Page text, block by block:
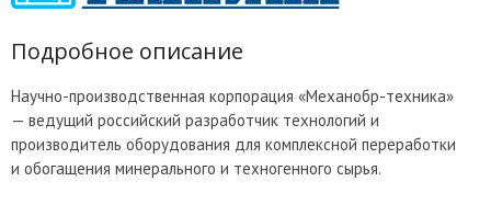
Подробное описание
Научно-производственная корпорация «Механобр-техника»
— ведущий российский разработчик технологий и
производитель оборудования для комплексной переработки
и обогащения минерального и техногенного сырья.